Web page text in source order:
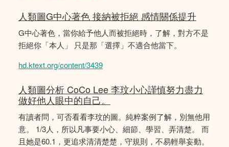
人類圖G中心著色 接納被拒絕 感情關係提升
G中心著色，當你給予他人而被拒絕時，了解，對方不是
拒絕你「本人」 只是那「選擇」不適合他當下。
hd.ktext.org/content/3439
人類圖分析 CoCo Lee 李玟小心謹慎努力盡力
做好他人眼中的自己。
有讀者問，可否看看李玟的圖。純粹案例了解，別無他用
意。 1/3人，所以凡事要小心、細節、學習、弄清楚。 而
且她是60.1，更追求清清楚楚，守規則，不易輕舉妄動。